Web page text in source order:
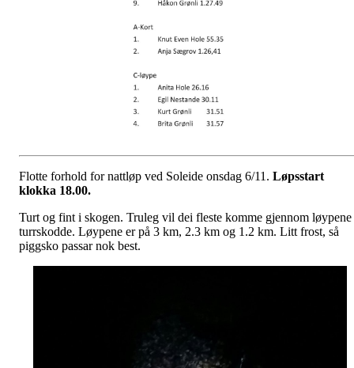
Flotte forhold for nattløp ved Soleide onsdag 6/11. Løpsstart
klokka 18.00.
Turt og fint i skogen. Truleg vil dei fleste komme gjennom løypene
turrskodde. Løypene er på 3 km, 2.3 km og 1.2 km. Litt frost, så
piggsko passar nok best.